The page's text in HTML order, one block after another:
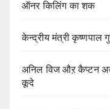
ऑनर किलिंग का शक
केन्द्रीय मंत्री कृष्णपाल
अनिल विज औऱ कैप्टन
कूदे